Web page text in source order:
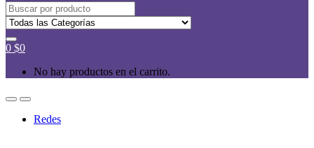
Buscar
por:
0 $0
No hay productos en el carrito.
Redes